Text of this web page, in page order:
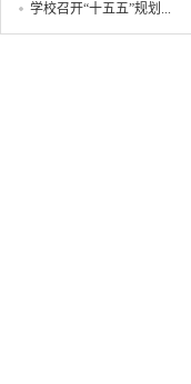
学校召开“十五五”规划...